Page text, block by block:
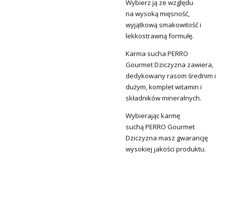
Wybierz ją ze względu
na wysoką mięsność,
wyjątkową smakowitość i
lekkostrawną formułę.
Karma sucha PERRO
Gourmet Dziczyzna zawiera,
dedykowany rasom średnim i
dużym, komplet witamin i
składników mineralnych.
Wybierając karmę
suchąPERRO Gourmet
Dziczyzna masz gwarancję
wysokiej jakości produktu.